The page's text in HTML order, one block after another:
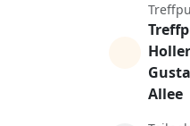
Allee